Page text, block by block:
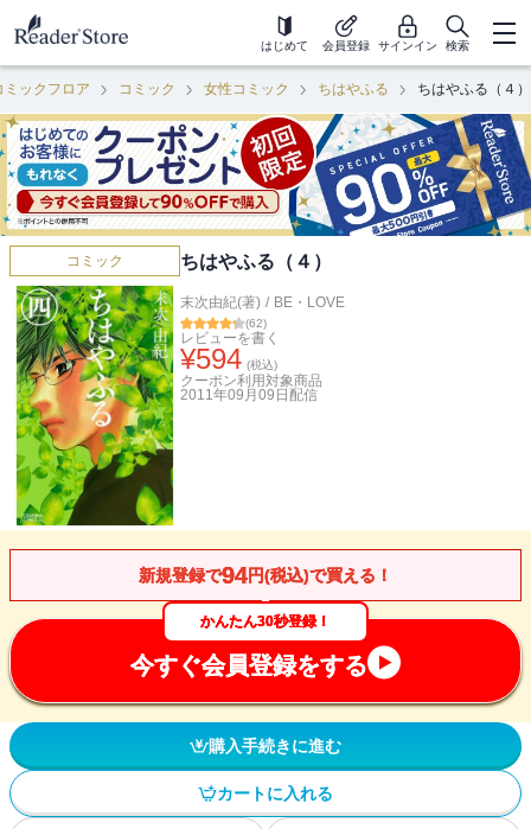
はじめて 会員登録 サインイン 検索
ミックフロア コミック 女性コミック ちはやふる ちはやふる（４）
コミック ちはやふる（４）
末次由紀(著) / BE・LOVE
(62)
レビューを書く
¥594 (税込)
クーポン利用対象商品
2011年09月09日 配信
新規登録で94円(税込)で買える！
かんたん30秒登録！
今すぐ会員登録をする
購入手続きに進む
カートに入れる